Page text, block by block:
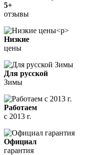
5+
отзывы
Низкие
цены
Для русской
Зимы
Работаем
с 2013 г.
Официал
гарантия